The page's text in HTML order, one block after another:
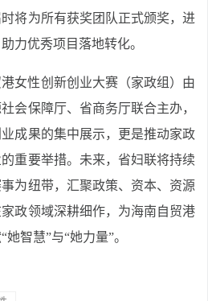
将为所有获奖团队正式颁奖，进
力优秀项目落地转化。
女性创新创业大赛（家政组）由
会保障厅、省商务厅联合主办，
成果的集中展示，更是推动家政
重要举措。未来，省妇联将持续
为纽带，汇聚政策、资本、资源
政领域深耕细作，为海南自贸港
智慧”与“她力量”。